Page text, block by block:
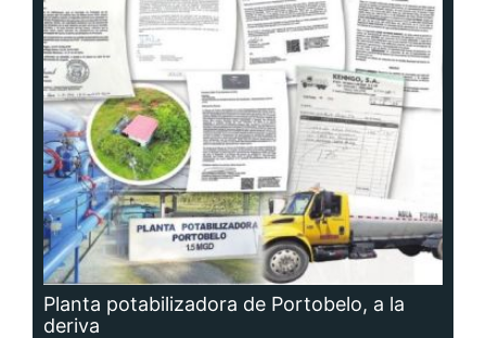
Planta potabilizadora de Portobelo, a la
deriva